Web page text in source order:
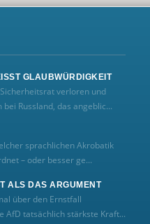
GLAUBWÜRDIGKEIT
verloren und
Russland, das angeblic...
sprachlichen Akrobatik
– oder besser ge...
ALS DAS ARGUMENT
über den Ernstfall
AfD tatsächlich stärkste Kraft...